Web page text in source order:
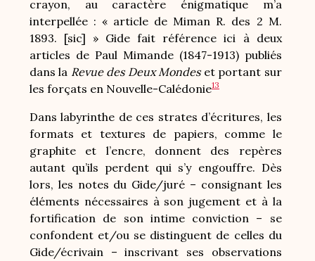
crayon, au caractère énigmatique m’a
interpellée : « article de Miman R. des 2 M.
1893. [sic] » Gide fait référence ici à deux
articles de Paul Mimande (1847-1913) publiés
dans la Revue des Deux Mondeset portant sur
les forçats en Nouvelle-Calédonie13
Dans labyrinthe de ces strates d’écritures, les
formats et textures de papiers, comme le
graphite et l’encre, donnent des repères
autant qu’ils perdent qui s’y engouffre. Dès
lors, les notes du Gide/juré – consignant les
éléments nécessaires à son jugement et à la
fortification de son intime conviction – se
confondent et/ou se distinguent de celles du
Gide/écrivain – inscrivant ses observations